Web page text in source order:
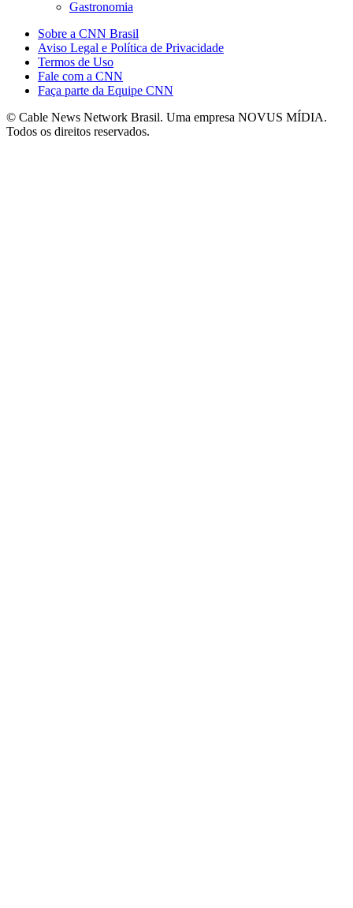
Gastronomia
Sobre a CNN Brasil
Aviso Legal e Política de Privacidade
Termos de Uso
Fale com a CNN
Faça parte da Equipe CNN
© Cable News Network Brasil. Uma empresa NOVUS MÍDIA.
Todos os direitos reservados.